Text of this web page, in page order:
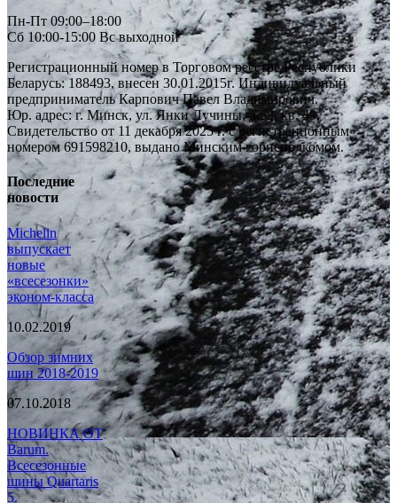
Пн-Пт 09:00–18:00
Сб 10:00-15:00 Вс выходной
Регистрационный номер в Торговом реестре Республики
Беларусь: 188493, внесен 30.01.2015г. Индивидуальный
предприниматель Карпович Павел Владимирович.
Юр. адрес: г. Минск, ул. Янки Лучины, д.52, кв. 49,
Свидетельство от 11 декабря 2025 г. с регистрационным
номером 691598210, выдано Минским горисполкомом.
Последние
новости
Michelin
выпускает
новые
«всесезонки»
эконом-класса
10.02.2019
Обзор зимних
шин 2018-2019
07.10.2018
НОВИНКА ОТ
Barum.
Всесезонные
шины Quartaris
5.